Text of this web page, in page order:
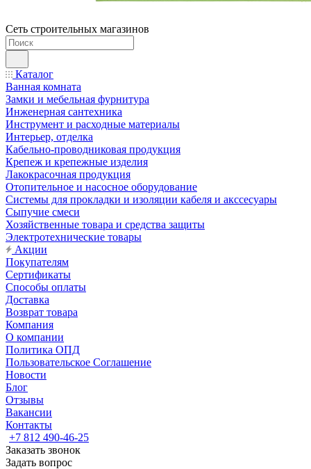
Сеть строительных магазинов
Каталог
Ванная комната
Замки и мебельная фурнитура
Инженерная сантехника
Инструмент и расходные материалы
Интерьер, отделка
Кабельно-проводниковая продукция
Крепеж и крепежные изделия
Лакокрасочная продукция
Отопительное и насосное оборудование
Системы для прокладки и изоляции кабеля и акссесуары
Сыпучие смеси
Хозяйственные товара и средства защиты
Электротехнические товары
Акции
Покупателям
Сертификаты
Способы оплаты
Доставка
Возврат товара
Компания
О компании
Политика ОПД
Пользовательское Соглашение
Новости
Блог
Отзывы
Вакансии
Контакты
+7 812 490-46-25
Заказать звонок
Задать вопрос